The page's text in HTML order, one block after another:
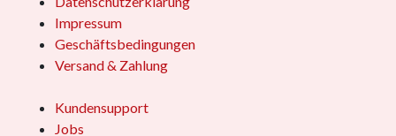
Impressum
Geschäftsbedingungen
Versand & Zahlung
Kundensupport
Jobs